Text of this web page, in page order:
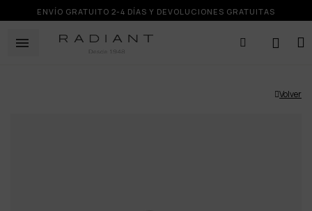
ENVÍO GRATUITO 2-4 DÍAS Y DEVOLUCIONES GRATUITAS
Volver